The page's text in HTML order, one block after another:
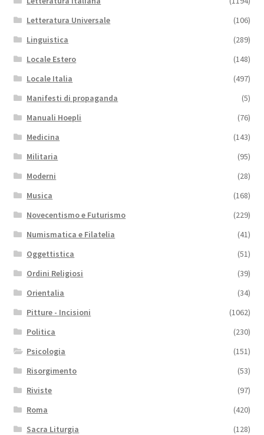
Letteratura Universale
(106)
Linguistica
(289)
Locale Estero
(148)
Locale Italia
(497)
Manifesti di propaganda
(5)
Manuali Hoepli
(76)
Medicina
(143)
Militaria
(95)
Moderni
(28)
Musica
(168)
Novecentismo e Futurismo
(229)
Numismatica e Filatelia
(41)
Oggettistica
(51)
Ordini Religiosi
(39)
Orientalia
(34)
Pitture - Incisioni
(1062)
Politica
(230)
Psicologia
(151)
Risorgimento
(53)
Riviste
(97)
Roma
(420)
Sacra Liturgia
(128)